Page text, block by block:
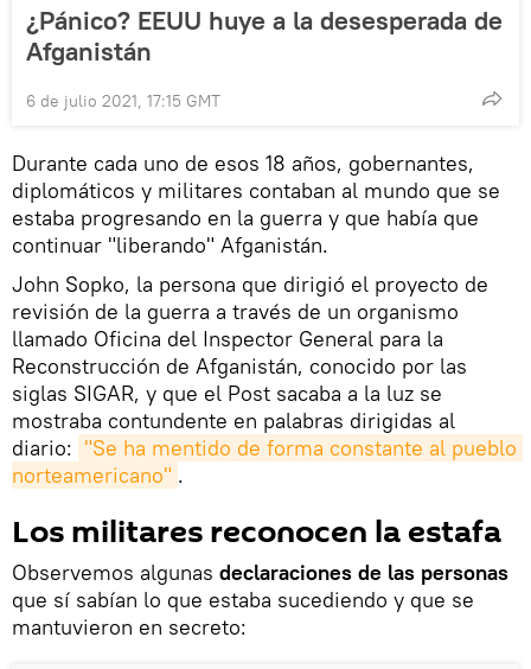
¿Pánico? EEUU huye a la desesperada de
Afganistán
6 de julio 2021, 17:15 GMT
Durante cada uno de esos 18 años, gobernantes,
diplomáticos y militares contaban al mundo que se
estaba progresando en la guerra y que había que
continuar "liberando" Afganistán.
John Sopko, la persona que dirigió el proyecto de
revisión de la guerra a través de un organismo
llamado Oficina del Inspector General para la
Reconstrucción de Afganistán, conocido por las
siglas SIGAR, y que el Post sacaba a la luz se
mostraba contundente en palabras dirigidas al
diario: "Se ha mentido de forma constante al pueblo
norteamericano" .
Los militares reconocen la estafa
Observemos algunas declaraciones de las personas
que sí sabían lo que estaba sucediendo y que se
mantuvieron en secreto: